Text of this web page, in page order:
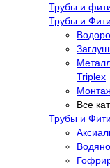
Трубы и
Трубы и
Triplex
Все
Трубы и